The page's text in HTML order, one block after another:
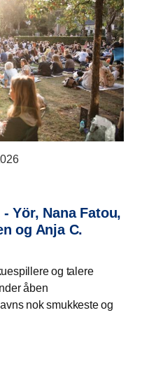
Yör, Nana Fatou,
og Anja C.
og talere
åben
nok smukkeste og